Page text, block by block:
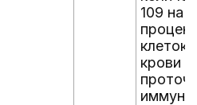
109 на
клеток
крови